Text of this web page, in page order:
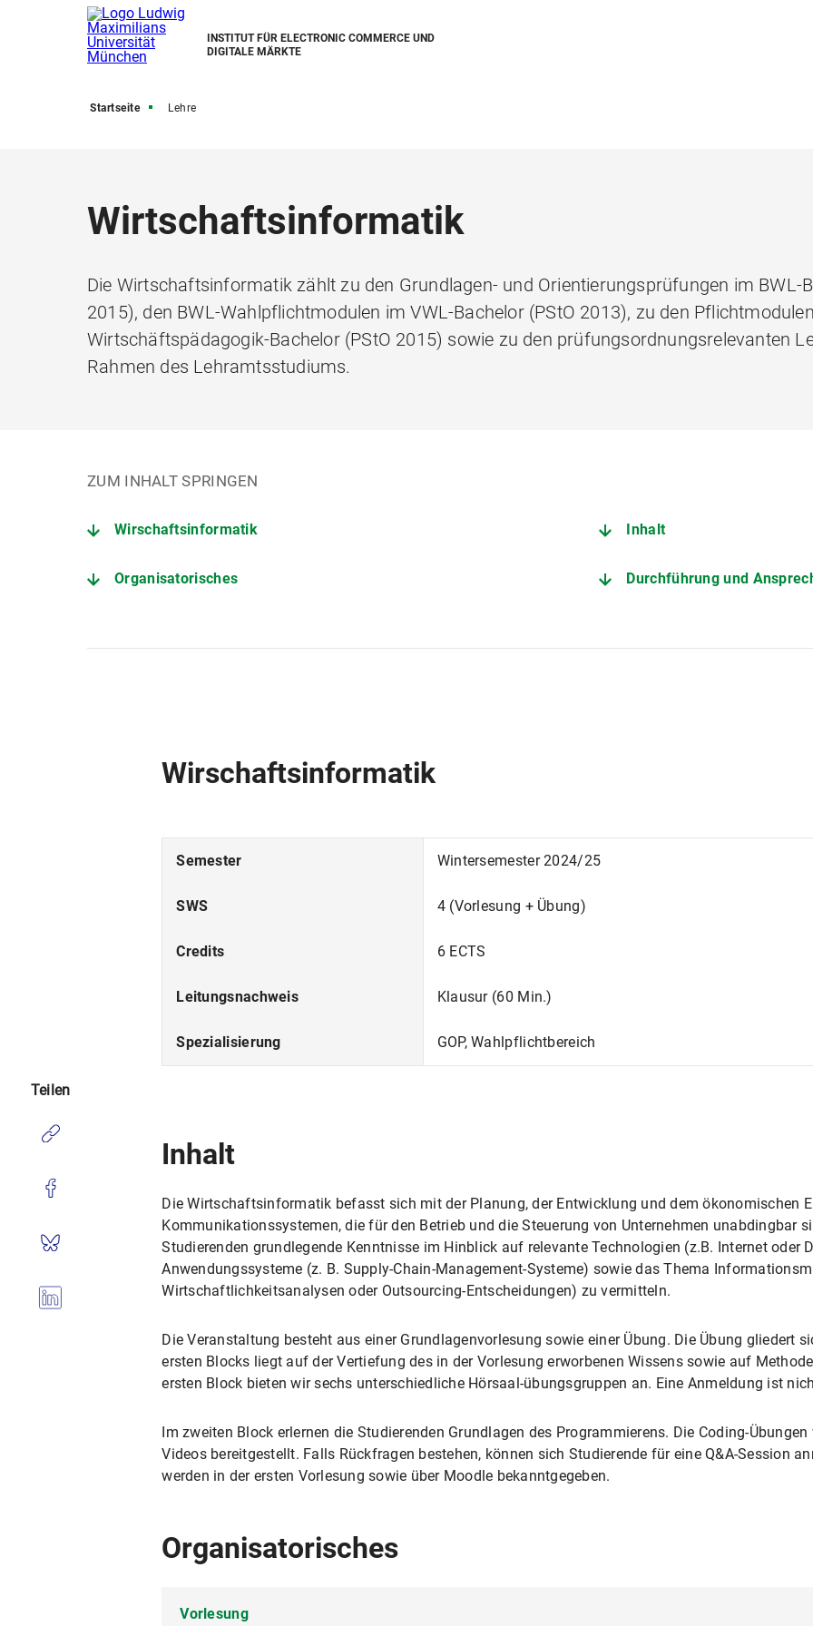
INSTITUT FÜR ELECTRONIC COMMERCE UND
DIGITALE MÄRKTE
Startseite Lehre
Wirtschaftsinformatik
Die Wirtschaftsinformatik zählt zu den Grundlagen- und Orientierungsprüfungen im BWL-
2015), den BWL-Wahlpflichtmodulen im VWL-Bachelor (PStO 2013), zu den
Wirtschäftspädagogik-Bachelor (PStO 2015) sowie zu den prüfungsordnungsrelevanten
Rahmen des Lehramtsstudiums.
ZUM INHALT SPRINGEN
Wirschaftsinformatik Inhalt
Organisatorisches Durchführung und
Wirschaftsinformatik
Semester Wintersemester 2024/25
SWS 4 (Vorlesung + Übung)
Credits 6 ECTS
Leitungsnachweis Klausur (60 Min.)
Spezialisierung GOP, Wahlpflichtbereich
Inhalt
Die Wirtschaftsinformatik befasst sich mit der Planung, der Entwicklung und dem ökonomischen
Kommunikationssystemen, die für den Betrieb und die Steuerung von Unternehmen unabdingbar
Studierenden grundlegende Kenntnisse im Hinblick auf relevante Technologien (z.B. Internet oder
Anwendungssysteme (z. B. Supply-Chain-Management-Systeme) sowie das Thema
Wirtschaftlichkeitsanalysen oder Outsourcing-Entscheidungen) zu vermitteln.
Die Veranstaltung besteht aus einer Grundlagenvorlesung sowie einer Übung. Die Übung gliedert
ersten Blocks liegt auf der Vertiefung des in der Vorlesung erworbenen Wissens sowie auf
ersten Block bieten wir sechs unterschiedliche Hörsaal-übungsgruppen an. Eine Anmeldung ist
Im zweiten Block erlernen die Studierenden Grundlagen des Programmierens. Die Coding-
Videos bereitgestellt. Falls Rückfragen bestehen, können sich Studierende für eine Q&A-Session
werden in der ersten Vorlesung sowie über Moodle bekanntgegeben.
Organisatorisches
Vorlesung
Teilen